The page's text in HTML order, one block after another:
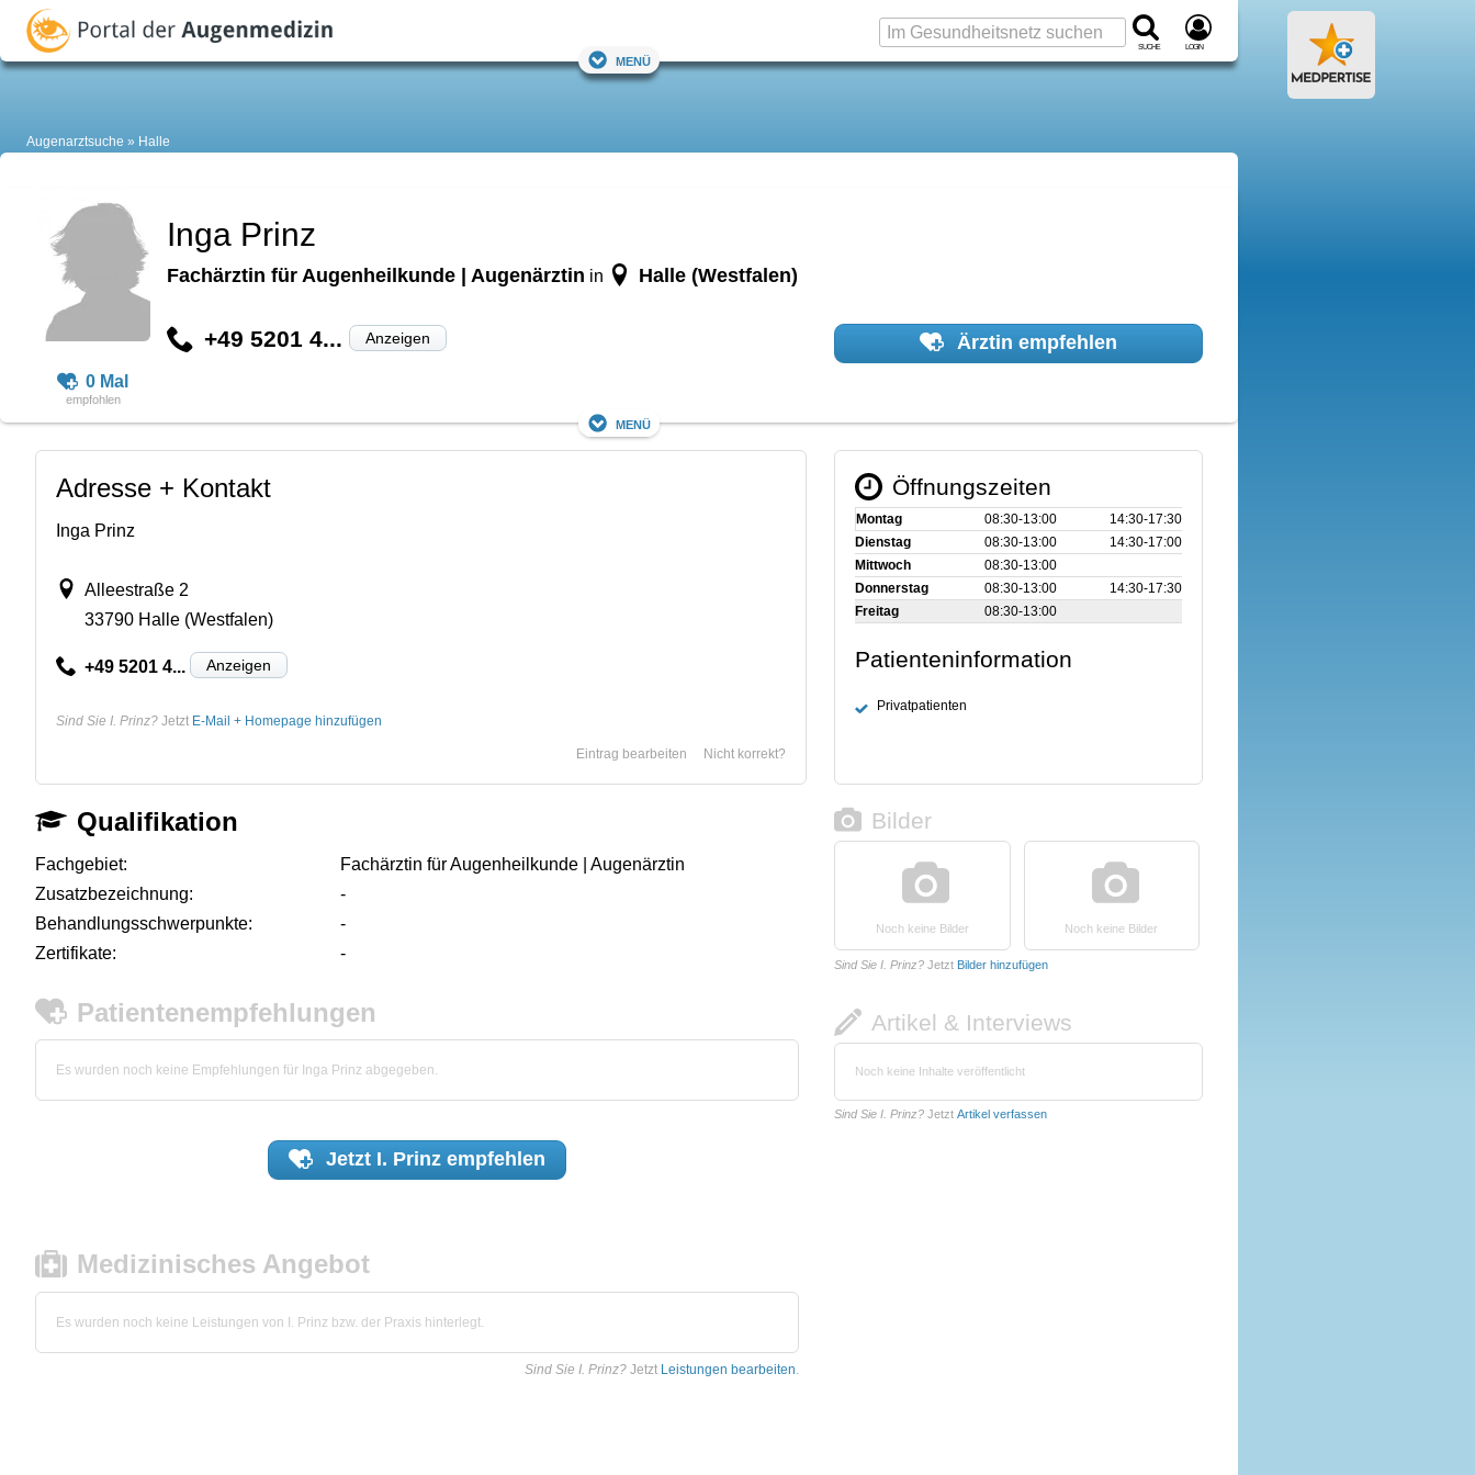
Suche Login
Menü
Augenarztsuche Halle
0 Mal
Inga Prinz
Fachärztin für Augenheilkunde | Augenärztin in Halle (Westfalen)
+49 5201 4... Anzeigen Ärztin empfehlen
Menü
Adresse + Kontakt
Inga Prinz
Alleestraße 2
33790 Halle (Westfalen)
+49 5201 4... Anzeigen
Sind Sie I. Prinz? Jetzt E-Mail + Homepage hinzufügen
Nicht korrekt?
Eintrag bearbeiten
Öffnungszeiten
Montag 08:30‑13:00
14:30‑17:30
Dienstag
08:30‑13:00
14:30‑17:00
Mittwoch
08:30‑13:00
Donnerstag
08:30‑13:00
14:30‑17:30
Freitag
08:30‑13:00
Patienteninformation
Privatpatienten
Qualifikation
Fachgebiet:
Fachärztin für Augenheilkunde | Augenärztin
Zusatzbezeichnung:
-
Behandlungsschwerpunkte:
-
Zertifikate:
-
Patientenempfehlungen
Es wurden noch keine Empfehlungen für Inga Prinz abgegeben.
Jetzt I. Prinzempfehlen
Medizinisches Angebot
Es wurden noch keine Leistungen von I. Prinz bzw. der Praxis hinterlegt.
Sind Sie I. Prinz? Jetzt Leistungen bearbeiten.
Bilder
Noch keine Bilder Noch keine Bilder
Sind Sie I. Prinz? Jetzt Bilder hinzufügen
Artikel & Interviews
Noch keine Inhalte veröffentlicht
Sind Sie I. Prinz? Jetzt Artikel verfassen